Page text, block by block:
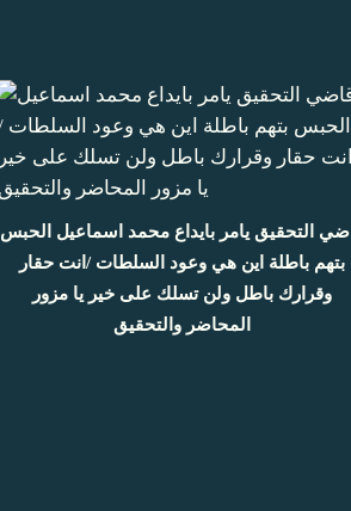
التحقيق يامر بايداع محمد اسماعيل الحبس
بتهم باطلة اين هي وعود السلطات /انت حقار
وقرارك باطل ولن تسلك على خير يا مزور
المحاضر والتحقيق